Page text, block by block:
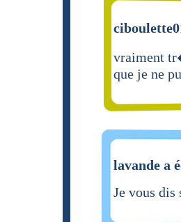
vraiment
que je ne
lavande a
Je vous